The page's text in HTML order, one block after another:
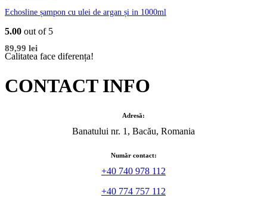
Echosline șampon cu ulei de argan și in 1000ml
5.00 out of 5
89,99 lei
Calitatea face diferența!
CONTACT INFO
Adresă:
Banatului nr. 1, Bacău, Romania
Număr contact:
+40 740 978 112
+40 774 757 112